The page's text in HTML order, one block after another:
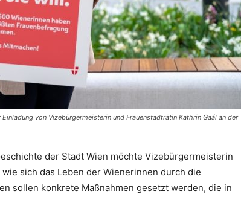
von Vizebürgermeisterin und Frauenstadträtin Kathrin Gaál an der
der Stadt Wien möchte Vizebürgermeisterin
sich das Leben der Wienerinnen durch die
sollen konkrete Maßnahmen gesetzt werden, die in